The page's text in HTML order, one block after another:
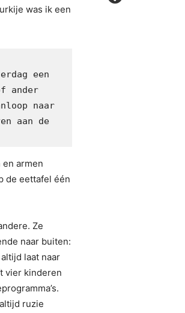
was ik een
een
ander
naar
aan de
armen
de eettafel één
Ze
naar buiten:
laat naar
vier kinderen
ruzie